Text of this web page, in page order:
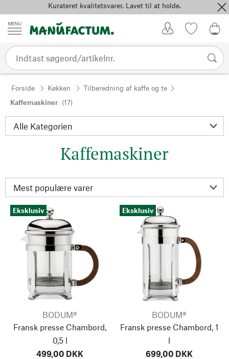
Spring til indholdKurateret kvalitetsvarer. Lavet til at holde.
Forside Køkken
Tilberedning af kaffe og te
Kaffemaskiner (17)
Kaffemaskiner
Eksklusiv
BODUM®
Fransk presse Chambord,
0,5 l
499,00 DKK
Eksklusiv
BODUM®
Fransk presse Chambord, 1
l
699,00 DKK